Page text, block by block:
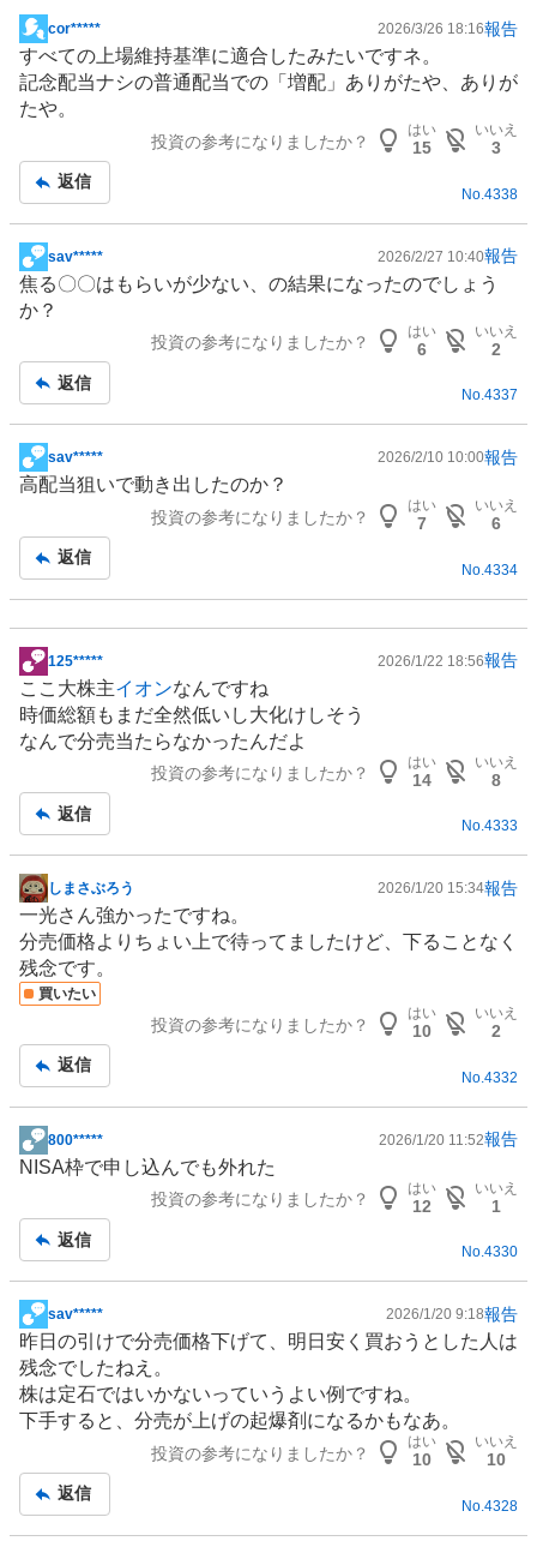
掲
示
板
記
cor***** 2026/3/26 18:16報告
すべての上場維持基準に適合したみたいですネ。
記念配当ナシの普通配当での「増配」ありがたや、ありが
たや。
投資の参考になりましたか？
はい
15
いいえ
3
返信
No. 4338
掲
示
板
sav***** 2026/2/27 10:40報告
焦る〇〇はもらいが少ない、の結果になったのでしょう
か？
投資の参考になりましたか？
はい
6
いいえ
2
返信
No.4337
掲
示
事
sav***** 2026/2/10 10:00報告
高配当狙いで動き出したのか？
投資の参考になりましたか？
はい
7
いいえ
6
返信
No. 4334
掲
示
板
記
125***** 2026/1/22 18:56報告
ここ大株主イオンなんですね
時価総額もまだ全然低いし大化けしそう
なんで分売当たらなかったんだよ
投資の参考になりましたか？
はい
14
いいえ
8
返信
No.4333
掲
板
記
事
しまさぶろう 2026/1/20 15:34報告
一光さん強かったですね。
分売価格よりちょい上で待ってましたけど、下ることなく
残念です。
買いたい
投資の参考になりましたか？
はい
10
いいえ
2
返信
No. 4332
掲
示
事
800***** 2026/1/20 11:52報告
NISA枠で申し込んでも外れた
投資の参考になりましたか？
はい
12
いいえ
1
返信
No.4330
掲
示
板
記
事
sav***** 2026/1/20 9:18報告
昨日の引けで分売価格下げて、明日安く買おうとした人は
残念でしたねえ。
株は定石ではいかないっていうよい例ですね。
下手すると、分売が上げの起爆剤になるかもなあ。
投資の参考になりましたか？
はい
10
いいえ
10
返信
No. 4328